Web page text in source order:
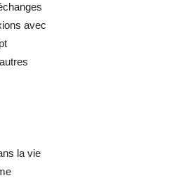
avec
la vie